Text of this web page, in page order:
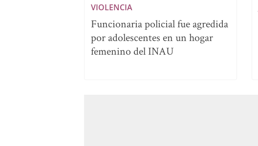
VIOLENCIA
Funcionaria policial fue agredida
por adolescentes en un hogar
femenino del INAU